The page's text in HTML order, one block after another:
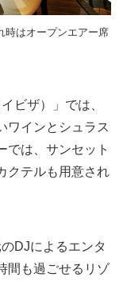
時はオープンエアー席
ビザ）」では、
ワインとシュラス
では、サンセット
クテルも用意され
DJによるエンタ
間も過ごせるリゾ